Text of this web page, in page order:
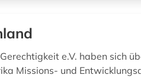
e.V. haben sich
Missions- und